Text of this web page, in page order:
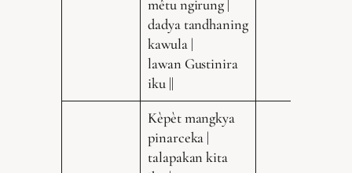
mêtu ngirung |
dadya tandhaning
kawula |
lawan Gustinira
iku ||
Kèpèt mangkya
pinarceka |
talapakan kita